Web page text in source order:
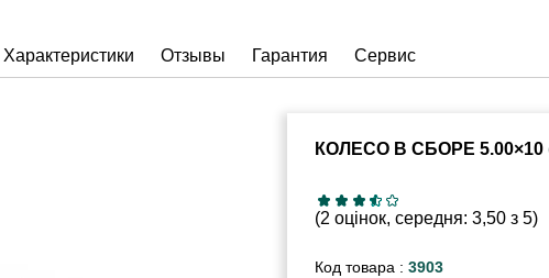
Характеристики Отзывы Гарантия Сервис
КОЛЕСО В СБОРЕ 5.00×10
(2 оцінок, середня: 3,50 з 5)
Код товара : 3903